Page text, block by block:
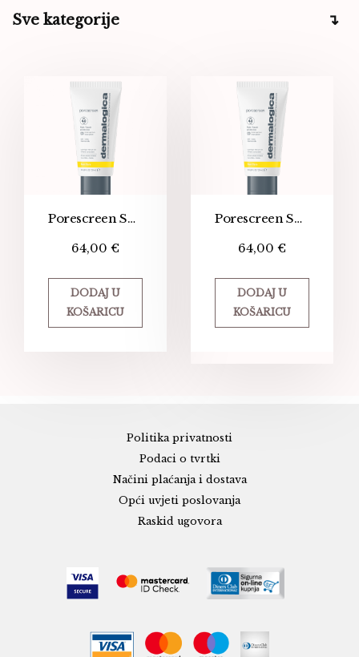
Sve kategorije
Porescreen SPF 40
64,00 €
DODAJ U
KOŠARICU
Porescreen SPF 40
64,00 €
DODAJ U
KOŠARICU
Politika privatnosti
Podaci o tvrtki
Načini plaćanja i dostava
Opći uvjeti poslovanja
Raskid ugovora